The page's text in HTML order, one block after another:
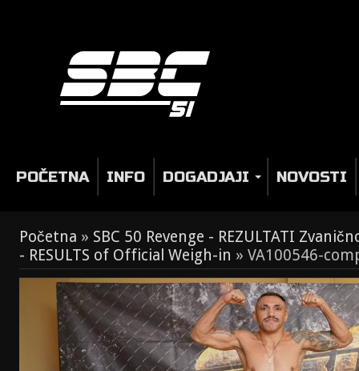
POČETNA INFO DOGADJAJI NOVOSTI
Početna » SBC 50 Revenge - REZULTATI
- RESULTS of Official Weigh-in » VA100546-